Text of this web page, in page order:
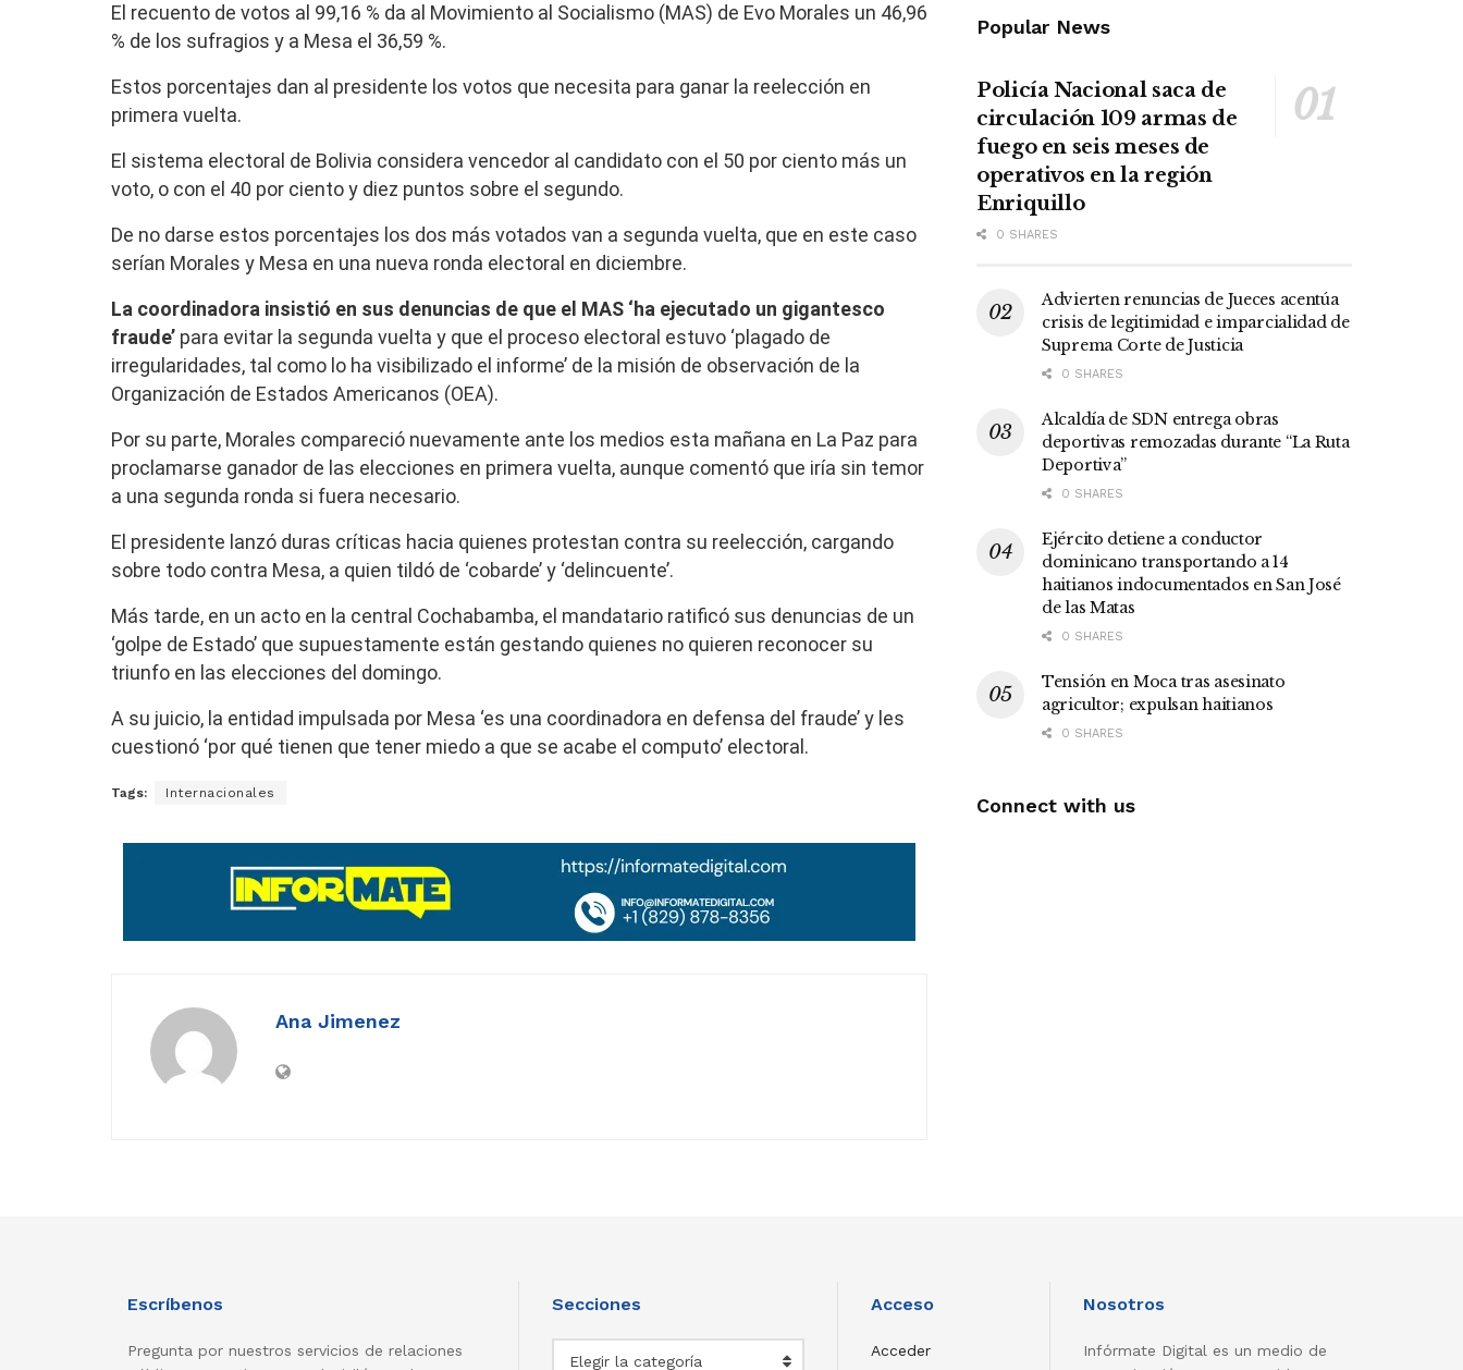
El recuento de votos al 99,16 % da al Movimiento al Socialismo (MAS) de Evo Morales un 46,96
% de los sufragios y a Mesa el 36,59 %.
Estos porcentajes dan al presidente los votos que necesita para ganar la reelección en
primera vuelta.
El sistema electoral de Bolivia considera vencedor al candidato con el 50 por ciento más un
voto, o con el 40 por ciento y diez puntos sobre el segundo.
De no darse estos porcentajes los dos más votados van a segunda vuelta, que en este caso
serían Morales y Mesa en una nueva ronda electoral en diciembre.
La coordinadora insistió en sus denuncias de que el MAS ‘ha ejecutado un gigantesco
fraude’ para evitar la segunda vuelta y que el proceso electoral estuvo ‘plagado de
irregularidades, tal como lo ha visibilizado el informe’ de la misión de observación de la
Organización de Estados Americanos (OEA).
Por su parte, Morales compareció nuevamente ante los medios esta mañana en La Paz para
proclamarse ganador de las elecciones en primera vuelta, aunque comentó que iría sin temor
a una segunda ronda si fuera necesario.
El presidente lanzó duras críticas hacia quienes protestan contra su reelección, cargando
sobre todo contra Mesa, a quien tildó de ‘cobarde’ y ‘delincuente’.
Más tarde, en un acto en la central Cochabamba, el mandatario ratificó sus denuncias de un
‘golpe de Estado’ que supuestamente están gestando quienes no quieren reconocer su
triunfo en las elecciones del domingo.
A su juicio, la entidad impulsada por Mesa ‘es una coordinadora en defensa del fraude’ y les
cuestionó ‘por qué tienen que tener miedo a que se acabe el computo’ electoral.
Tags: Internacionales
Ana Jimenez
Popular News
Policía Nacional saca de
circulación 109 armas de
fuego en seis meses de
operativos en la región
Enriquillo
0 SHARES
Advierten renuncias de Jueces acentúa
crisis de legitimidad e imparcialidad de
Suprema Corte de Justicia
0 SHARES
Alcaldía de SDN entrega obras
deportivas remozadas durante “La Ruta
Deportiva”
0 SHARES
Ejército detiene a conductor
dominicano transportando a 14
haitianos indocumentados en San José
de las Matas
0 SHARES
Tensión en Moca tras asesinato
agricultor; expulsan haitianos
0 SHARES
Connect with us
Escríbenos
Pregunta por nuestros servicios de relaciones
Secciones
Elegir la categoría
Acceso
Acceder
Nosotros
Infórmate Digital es un medio de